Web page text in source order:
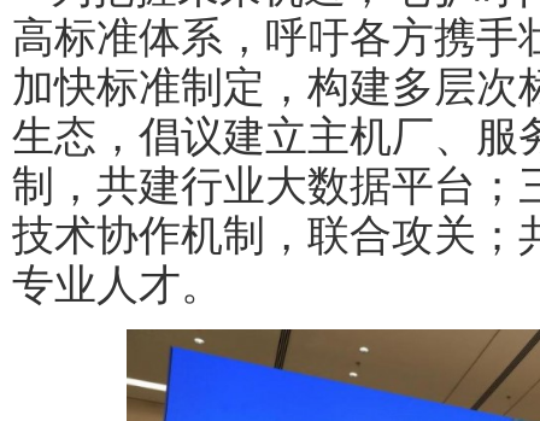
高标准体系，呼吁各方携手
加快标准制定，构建多层
生态，倡议建立主机厂、服
制，共建行业大数据平台；
技术协作机制，联合攻关；
专业人才。